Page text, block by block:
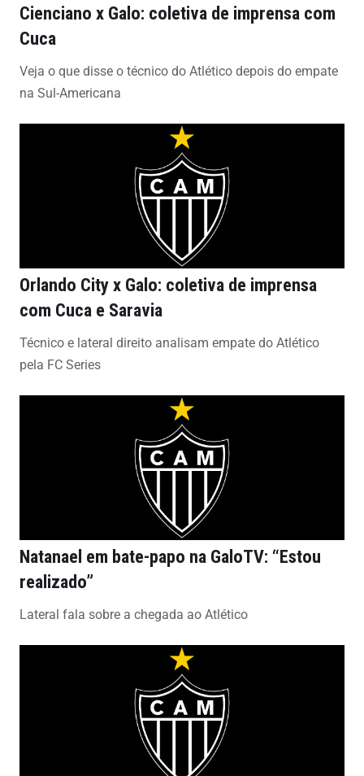
Cienciano x Galo: coletiva de imprensa com
Cuca
Veja o que disse o técnico do Atlético depois do empate
na Sul-Americana
Orlando City x Galo: coletiva de imprensa
com Cuca e Saravia
Técnico e lateral direito analisam empate do Atlético
pela FC Series
Natanael em bate-papo na GaloTV: “Estou
realizado”
Lateral fala sobre a chegada ao Atlético